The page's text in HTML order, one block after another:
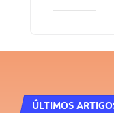
ÚLTIMOS